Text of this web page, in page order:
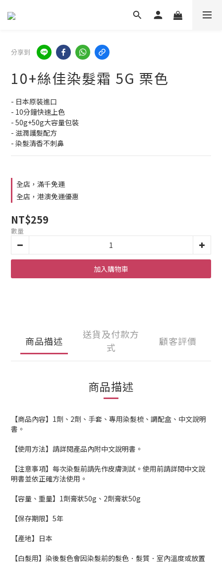
分享到
10+絲佳染髮霜 5G 栗色
- 日本原裝進口
- 10分鐘快速上色
- 50g+50g大容量包裝
- 滋潤護髮配方
- 染髮清香不刺鼻
全店，滿千免運
全店，港澳免運優惠
NT$259
數量
加入購物車
商品描述
送貨及付款方
式
顧客評價
商品描述
【商品內容】1劑、2劑、手套、專用染髮梳、調配盒、中文說明
書。
【使用方法】請詳閱產品內附中文說明書。
【注意事項】每次染髮前請先作皮膚測試。使用前請詳閱中文說
明書並依正確方法使用。
【容量、重量】1劑膏狀50g、2劑膏狀50g
【保存期限】5年
【產地】日本
【白髮用】染後髮色會因染髮前的髮色．髮質．室內溫度或放置